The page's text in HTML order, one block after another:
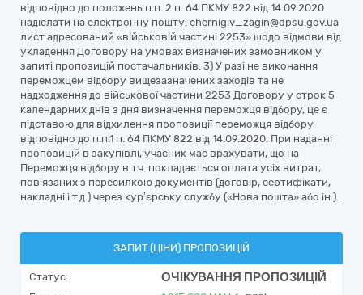
відповідно до положень п.п. 2 п. 64 ПКМУ 822 від 14.09.2020
надіслати на електронну пошту: chernigiv_zagin@dpsu.gov.ua
лист адресований «військовій частині 2253» шодо відмови від
укладення Договору на умовах визначених замовником у
запиті пропозицій постачальників. 3) У разі не виконання
переможцем відбору вищезазначених заходів та не
надходження до військової частини 2253 Договору у строк 5
календарних днів з дня визначення переможця відбору, це є
підставою для відхилення пропозиції переможця відбору
відповідно до п.п.1 п. 64 ПКМУ 822 від 14.09.2020. При наданні
пропозицій в закупівлі, учасник має врахувати, що на
Переможця відбору в т.ч. покладається оплата усіх витрат,
пов’язаних з пересилкою документів (договір, сертифікати,
накладні і т.д.) через кур’єрську службу («Нова пошта» або ін.).
ЗАПИТ (ЦІНИ) ПРОПОЗИЦІЙ
Статус: ОЧІКУВАННЯ ПРОПОЗИЦІЙ